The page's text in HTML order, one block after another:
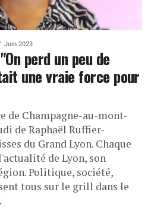
Juin 2023
perd un peu de
une vraie force pour
de Champagne-au-mont-
de Raphaël Ruffier-
du Grand Lyon. Chaque
de Lyon, son
Politique, société,
tous sur le grill dans le